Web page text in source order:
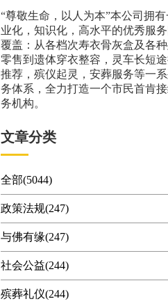
“尊敬生命，以人为本”本公司拥
业化，知识化，高水平的优秀服
覆盖：从各档次寿衣骨灰盒及各
零售到遗体穿衣整容，灵车长短
推荐，殡仪起灵，安葬服务等一
务体系，全力打造一个市民首肯
务机构。
文章分类
全部(5044)
政策法规(247)
与佛有缘(247)
社会公益(244)
殡葬礼仪(244)